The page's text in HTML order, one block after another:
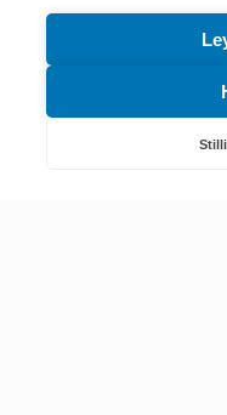
Veiðimál, friðlýst svæði,